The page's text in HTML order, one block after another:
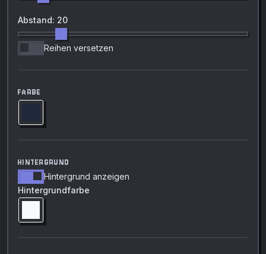
Abstand: 20
Reihen versetzen
FARBE
HINTERGRUND
Hintergrund anzeigen
Hintergrundfarbe